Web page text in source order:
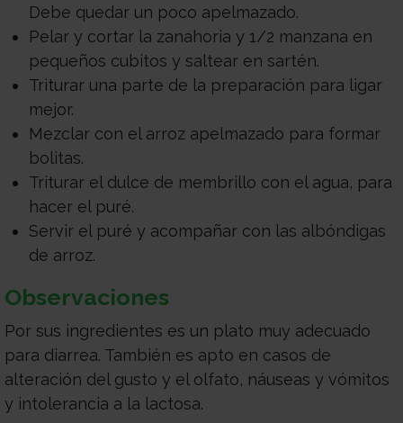
Debe quedar un poco apelmazado.
Pelar y cortar la zanahoria y 1/2 manzana en
pequeños cubitos y saltear en sartén.
Triturar una parte de la preparación para ligar
mejor.
Mezclar con el arroz apelmazado para formar
bolitas.
Triturar el dulce de membrillo con el agua, para
hacer el puré.
Servir el puré y acompañar con las albóndigas
de arroz.
Observaciones
Por sus ingredientes es un plato muy adecuado
para diarrea. También es apto en casos de
alteración del gusto y el olfato, náuseas y vómitos
y intolerancia a la lactosa.